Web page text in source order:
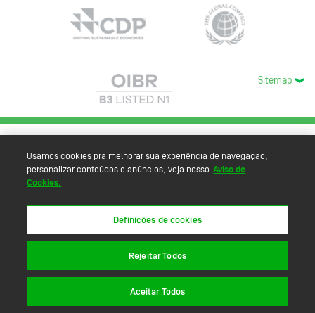
Sitemap
Usamos cookies pra melhorar sua experiência de navegação,
personalizar conteúdos e anúncios, veja nosso Aviso de
Cookies.
Definições de cookies
Rejeitar Todos
Aceitar Todos